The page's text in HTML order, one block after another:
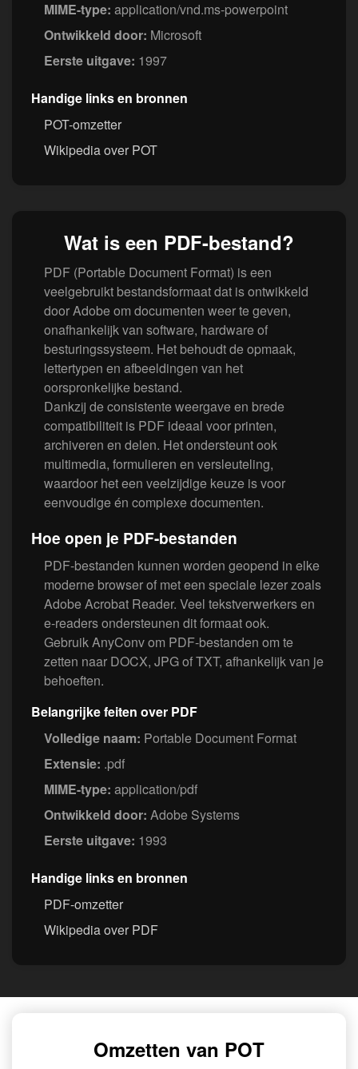
MIME-type: application/vnd.ms-powerpoint
Ontwikkeld door: Microsoft
Eerste uitgave: 1997
Handige links en bronnen
POT-omzetter
Wikipedia over POT
Wat is een PDF-bestand?
PDF (Portable Document Format) is een
veelgebruikt bestandsformaat dat is ontwikkeld
door Adobe om documenten weer te geven,
onafhankelijk van software, hardware of
besturingssysteem. Het behoudt de opmaak,
lettertypen en afbeeldingen van het
oorspronkelijke bestand.
Dankzij de consistente weergave en brede
compatibiliteit is PDF ideaal voor printen,
archiveren en delen. Het ondersteunt ook
multimedia, formulieren en versleuteling,
waardoor het een veelzijdige keuze is voor
eenvoudige én complexe documenten.
Hoe open je PDF-bestanden
PDF-bestanden kunnen worden geopend in elke
moderne browser of met een speciale lezer zoals
Adobe Acrobat Reader. Veel tekstverwerkers en
e-readers ondersteunen dit formaat ook.
Gebruik AnyConv om PDF-bestanden om te
zetten naar DOCX, JPG of TXT, afhankelijk van je
behoeften.
Belangrijke feiten over PDF
Volledige naam: Portable Document Format
Extensie: .pdf
MIME-type: application/pdf
Ontwikkeld door: Adobe Systems
Eerste uitgave: 1993
Handige links en bronnen
PDF-omzetter
Wikipedia over PDF
Omzetten van POT